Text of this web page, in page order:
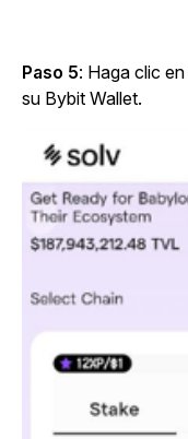
Paso 5: Haga clic en
su Bybit Wallet.